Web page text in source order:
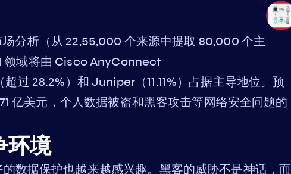
分析（从 22,55,000 个来源中提取 80,000 个主
领域将由 Cisco AnyConnect
过 28.2%）和 Juniper（11.11%）占据主导地位。预
亿美元，个人数据被盗和黑客攻击等网络安全问题的
环境
数据保护也越来越感兴趣。黑客的威胁不是神话，而